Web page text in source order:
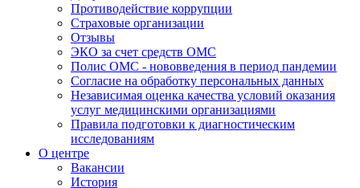
Противодействие коррупции
Страховые организации
Отзывы
ЭКО за счет средств ОМС
Полис ОМС - нововведения в период пандемии
Согласие на обработку персональных данных
Независимая оценка качества условий оказания
услуг медицинскими организациями
Правила подготовки к диагностическим
исследованиям
О центре
Вакансии
История